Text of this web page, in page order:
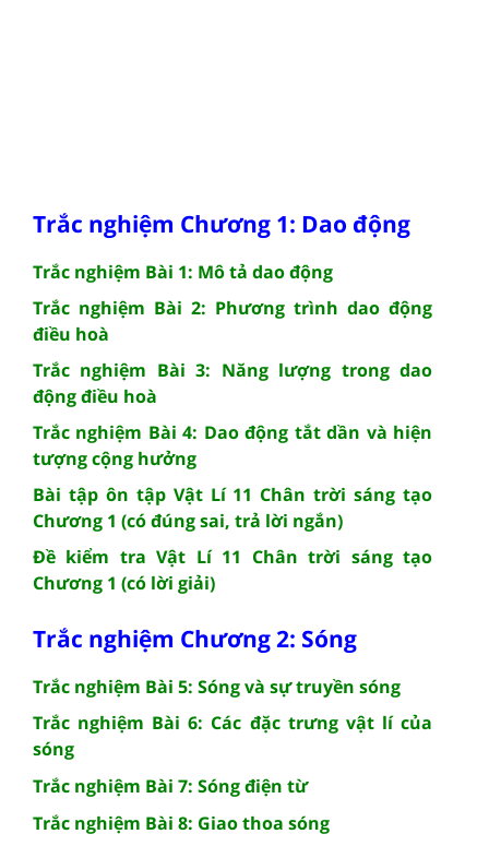
Trắc nghiệm Chương 1: Dao động
Trắc nghiệm Bài 1: Mô tả dao động
Trắc nghiệm Bài 2: Phương trình dao động
điều hoà
Trắc nghiệm Bài 3: Năng lượng trong dao
động điều hoà
Trắc nghiệm Bài 4: Dao động tắt dần và hiện
tượng cộng hưởng
Bài tập ôn tập Vật Lí 11 Chân trời sáng tạo
Chương 1 (có đúng sai, trả lời ngắn)
Đề kiểm tra Vật Lí 11 Chân trời sáng tạo
Chương 1 (có lời giải)
Trắc nghiệm Chương 2: Sóng
Trắc nghiệm Bài 5: Sóng và sự truyền sóng
Trắc nghiệm Bài 6: Các đặc trưng vật lí của
sóng
Trắc nghiệm Bài 7: Sóng điện từ
Trắc nghiệm Bài 8: Giao thoa sóng